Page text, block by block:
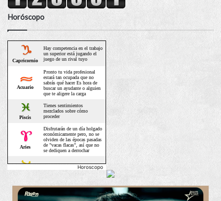
Horóscopo
Horoscopo